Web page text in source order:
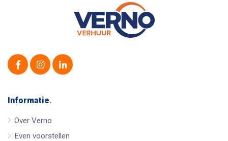
Informatie.
Over Verno
Even voorstellen